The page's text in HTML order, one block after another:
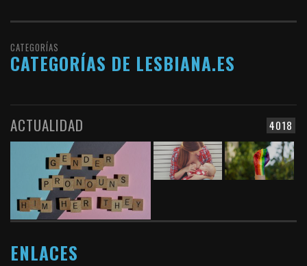
CATEGORÍAS
CATEGORÍAS DE LESBIANA.ES
4018
ACTUALIDAD
ENLACES